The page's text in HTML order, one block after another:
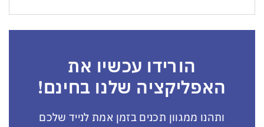
הורידו עכשיו את
האפליקציה שלנו בחינם!
ותהנו ממגוון תכנים בזמן אמת לנייד שלכם